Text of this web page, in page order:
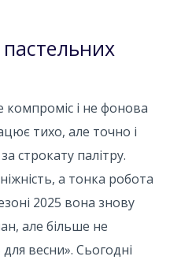
компроміс і не фонова
тихо, але точно і
строкату палітру.
а тонка робота
2025 вона знову
але більше не
весни». Сьогодні